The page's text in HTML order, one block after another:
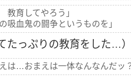
教育してやろう」
の吸血鬼の闘争というものを」
たっぷりの教育をした…
えは…おまえは一体なんなんだッ